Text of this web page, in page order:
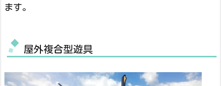
ます。
屋外複合型遊具